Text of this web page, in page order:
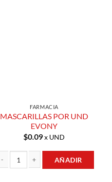
FARMACIA
MASCARILLAS POR UND
EVONY
$0.09x UND
AÑADIR